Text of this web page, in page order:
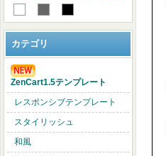
カテゴリ
ZenCart1.5テンプレート
レスポンシブテンプレート
スタイリッシュ
和風